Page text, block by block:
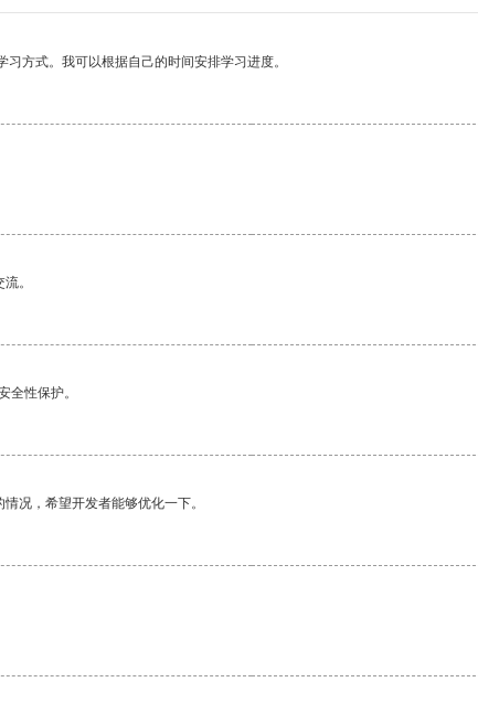
方式。我可以根据自己的时间安排学习进度。
。
全性保护。
况，希望开发者能够优化一下。